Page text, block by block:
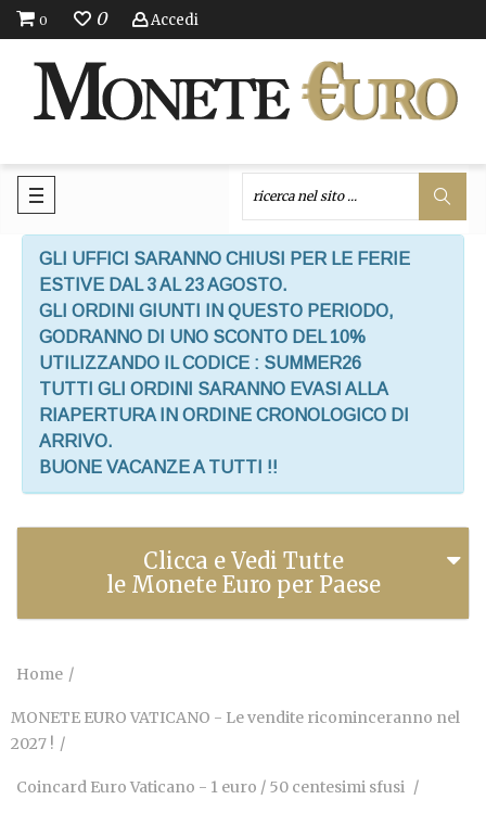
0 0 Accedi
GLI UFFICI SARANNO CHIUSI PER LE FERIE
ESTIVE DAL 3 AL 23 AGOSTO.
GLI ORDINI GIUNTI IN QUESTO PERIODO,
GODRANNO DI UNO SCONTO DEL 10%
UTILIZZANDO IL CODICE : SUMMER26
TUTTI GLI ORDINI SARANNO EVASI ALLA
RIAPERTURA IN ORDINE CRONOLOGICO DI
ARRIVO.
BUONE VACANZE A TUTTI !!
Clicca e Vedi Tutte
le Monete Euro per Paese
Home
MONETE EURO VATICANO - Le vendite ricominceranno nel
2027 !
Coincard Euro Vaticano - 1 euro / 50 centesimi sfusi